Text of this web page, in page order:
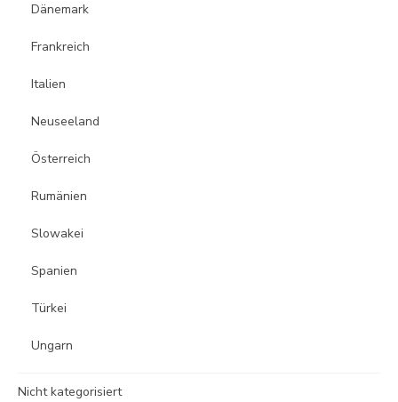
Dänemark
Frankreich
Italien
Neuseeland
Österreich
Rumänien
Slowakei
Spanien
Türkei
Ungarn
Nicht kategorisiert